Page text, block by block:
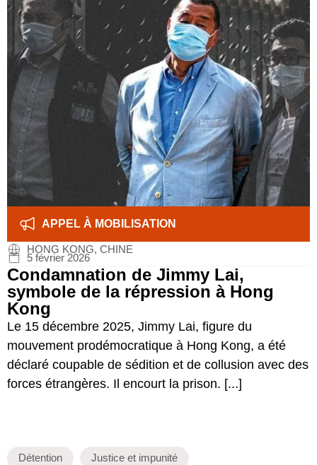
APPEL À MOBILISATION
HONG KONG, CHINE
5 février 2026
Condamnation de Jimmy Lai,
symbole de la répression à Hong
Kong
Le 15 décembre 2025, Jimmy Lai, figure du
mouvement prodémocratique à Hong Kong, a été
déclaré coupable de sédition et de collusion avec des
forces étrangères. Il encourt la prison. [...]
Détention Justice et impunité